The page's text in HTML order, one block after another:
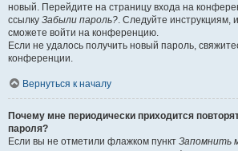
новый. Перейдите на страницу входа на
ссылку Забыли пароль?. Следуйте инструкциям,
сможете войти на конференцию.
Если не удалось получить новый пароль,
конференции.
Вернуться к началу
Почему мне периодически приходится
пароля?
Если вы не отметили флажком пункт Запомнить